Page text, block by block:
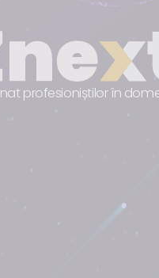
profesioniștilor în